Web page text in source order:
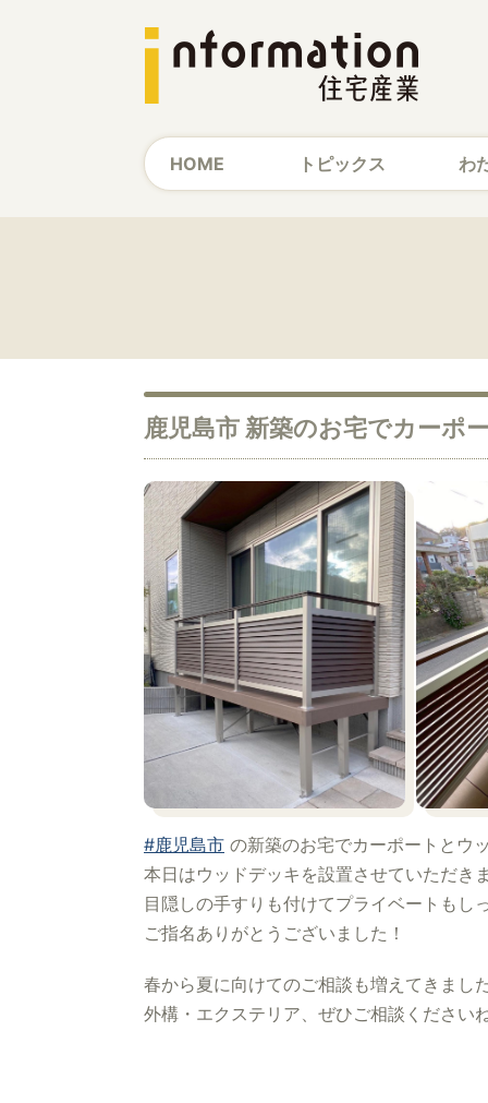
HOME トピックス わ
鹿児島市 新築のお宅でカーポ
#鹿児島市 の新築のお宅でカーポートとウ
本日はウッドデッキを設置させていただき
目隠しの手すりも付けてプライベートもし
ご指名ありがとうございました！
春から夏に向けてのご相談も増えてきまし
外構・エクステリア、ぜひご相談ください